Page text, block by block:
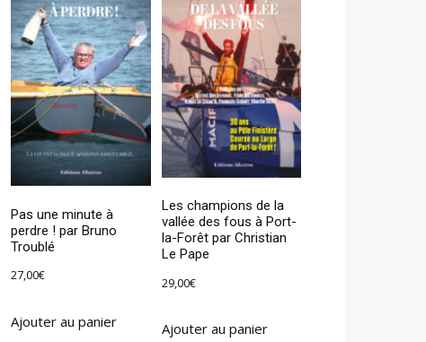
Pas une minute à
perdre ! par Bruno
Troublé
27,00€
Ajouter au panier
Les champions de la
vallée des fous à Port-
la-Forêt par Christian
Le Pape
29,00€
Ajouter au panier